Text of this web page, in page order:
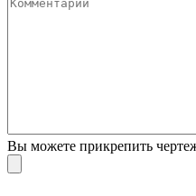
Вы можете прикрепить